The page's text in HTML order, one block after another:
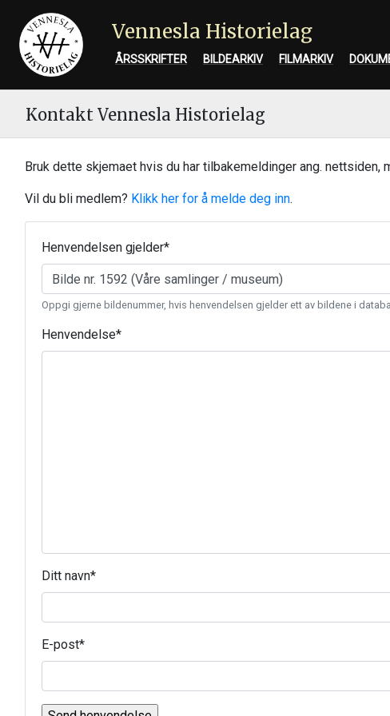
Vennesla Historielag
ÅRSSKRIFTER BILDEARKIV FILMARKIV
Kontakt Vennesla Historielag
Bruk dette skjemaet hvis du har tilbakemeldinger ang.
Vil du bli medlem? Klikk her for å melde deg inn.
Henvendelsen gjelder*
Oppgi gjerne bildenummer, hvis henvendelsen gjelder ett av bildene i
Henvendelse*
Ditt navn*
E-post*